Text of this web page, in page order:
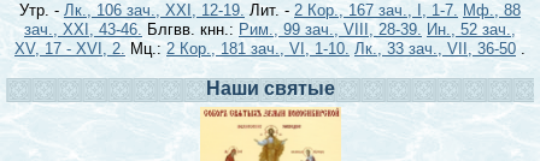
Утр. - Лк., 106 зач., XXI, 12-19. Лит. - 2 Кор., 167 зач., I, 1-7. Мф., 88
зач., XXI, 43-46. Блгвв. кнн.: Рим., 99 зач., VIII, 28-39. Ин., 52 зач.,
XV, 17 - XVI, 2. Мц.: 2 Кор., 181 зач., VI, 1-10. Лк., 33 зач., VII, 36-50 .
Наши святые